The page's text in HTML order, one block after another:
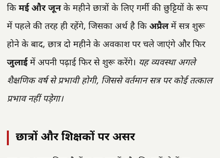
कि मई और जूनके महीने छात्रों के लिए गर्मी की छुट्टियों के रूप
में पहले की तरह ही रहेंगे, जिसका अर्थ है कि अप्रैलमें सत्र शुरू
होने के बाद, छात्र दो महीने के अवकाश पर चले जाएंगे और फिर
जुलाईमें अपनी पढ़ाई फिर से शुरू करेंगे। यह व्यवस्था अगले
शैक्षणिक वर्ष से प्रभावी होगी, जिससे वर्तमान सत्र पर कोई तत्काल
प्रभाव नहीं पड़ेगा।
छात्रों और शिक्षकों पर असर